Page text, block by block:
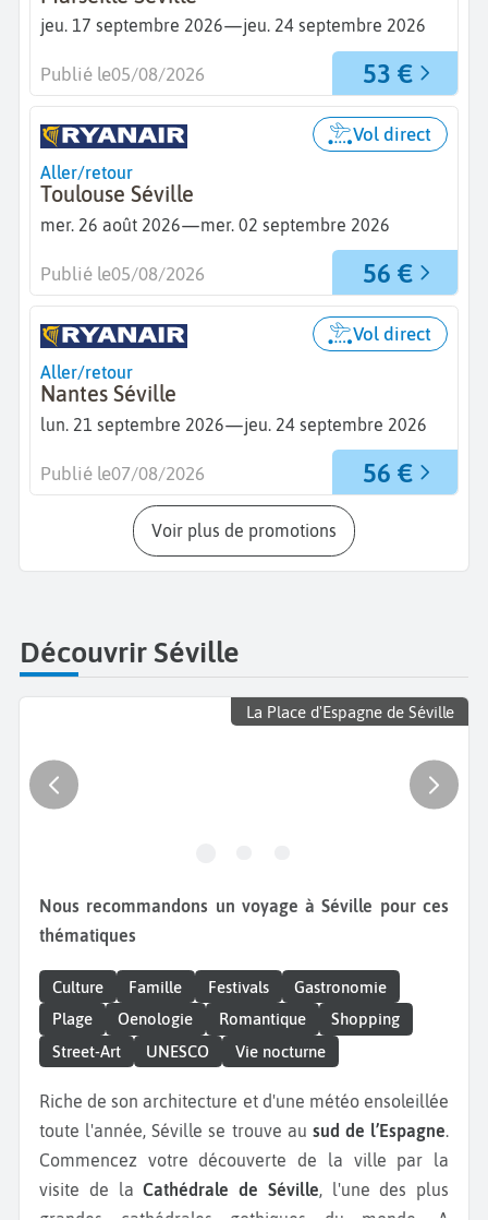
jeu. 17 septembre 2026—jeu. 24 septembre 2026
53 €
Publié le05/08/2026
Aller/retour
Toulouse Séville
mer. 26 août 2026—mer. 02 septembre 2026
Vol direct
56 €
Publié le05/08/2026
Aller/retour
Nantes Séville
lun. 21 septembre 2026—jeu. 24 septembre 2026
Vol direct
56 €
Publié le07/08/2026
Voir plus de promotions
Découvrir Séville
La Place d'Espagne de Séville
Nous recommandons un voyage à Séville pour ces
thématiques
Culture Famille Festivals
Gastronomie
Plage
Oenologie Romantique
Shopping
Street-Art
UNESCO Vie nocturne
Riche de son architecture et d'une météo ensoleillée
toute l'année, Séville se trouve au sud de l’Espagne.
Commencez votre découverte de la ville par la
visite de laCathédrale de Séville, l'une des plus